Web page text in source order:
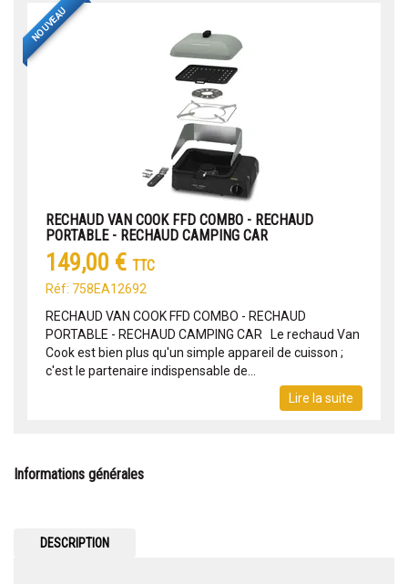
NOUVEAU
RECHAUD VAN COOK FFD COMBO - RECHAUD
PORTABLE - RECHAUD CAMPING CAR
149,00 € TTC
Réf: 758EA12692
RECHAUD VAN COOK FFD COMBO - RECHAUD
PORTABLE - RECHAUD CAMPING CAR Le rechaud Van
Cook est bien plus qu'un simple appareil de cuisson ;
c'est le partenaire indispensable de...
Lire la suite
Informations générales
DESCRIPTION